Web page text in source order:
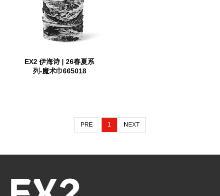
EX2 伊海诗 | 26春夏系
列-魔术巾665018
PRE 1 NEXT